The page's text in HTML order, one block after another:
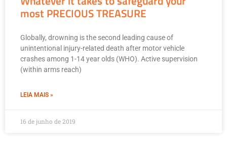
most PRECIOUS TREASURE
Globally, drowning is the second leading cause of
unintentional injury-related death after motor vehicle
crashes among 1-14 year olds (WHO). Active supervision
(within arms reach)
LEIA MAIS »
16 de junho de 2019